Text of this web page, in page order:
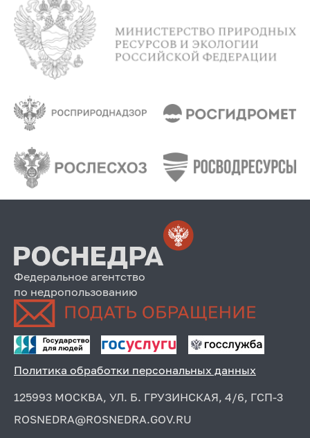
- начальная (максимальная) цена
контракта –275 000 000 (двести
(девяносто пять миллионов) рублей; на
2015 год – 90 000 000 (девяносто
000 000 (девяносто миллионов) рублей.
геофизических основ
Госгеолкарты-1000/3 листов О-55, О-56,
P-59, P-53, N-38, R-46, R-47, Q-54»
- сроки выполнения работ: I кв. 2014 г. –
IV кв. 2016 г.;
- начальная (максимальная) цена
год – 5 000 000 (пять миллионов)
рублей; на 2015 год – 12 500 000
Федеральное агентство
по недропользованию
Политика обработки персональных данных
125993 МОСКВА, УЛ. Б. ГРУЗИНСКАЯ, 4/6, ГСП-3
ROSNEDRA@ROSNEDRA.GOV.RU